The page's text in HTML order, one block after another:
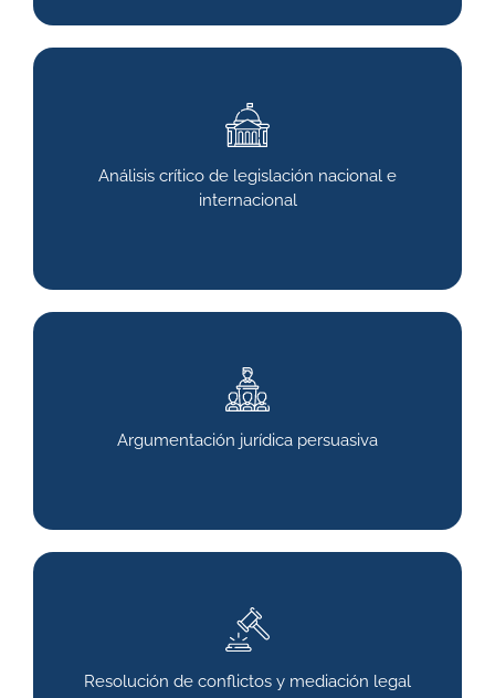
Análisis crítico de legislación nacional e
internacional
Argumentación jurídica persuasiva
Resolución de conflictos y mediación legal